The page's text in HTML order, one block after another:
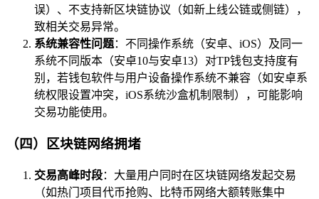
误）、不支持新区块链协议（如新上线公链或侧链），
致相关交易异常。
系统兼容性问题：不同操作系统（安卓、iOS）及同一
系统不同版本（安卓10与安卓13）对TP钱包支持度有
别，若钱包软件与用户设备操作系统不兼容（如安卓系
统权限设置冲突，iOS系统沙盒机制限制），可能影响
交易功能使用。
（四）区块链网络拥堵
交易高峰时段：大量用户同时在区块链网络发起交易
（如热门项目代币抢购、比特币网络大额转账集中